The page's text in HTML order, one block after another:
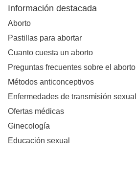
Información destacada
Aborto
Pastillas para abortar
Cuanto cuesta un aborto
Preguntas frecuentes sobre el aborto
Métodos anticonceptivos
Enfermedades de transmisión sexual
Ofertas médicas
Ginecología
Educación sexual